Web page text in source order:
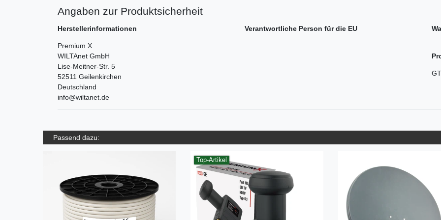
Angaben zur Produktsicherheit
Herstellerinformationen
Premium X
WILTAnet GmbH
Lise-Meitner-Str. 5
52511 Geilenkirchen
Deutschland
info@wiltanet.de
Verantwortliche Person für die EU
Passend dazu:
Top-Artikel